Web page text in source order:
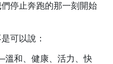
停止奔跑的那一刻開始
可以說：
溫和、健康、活力、快